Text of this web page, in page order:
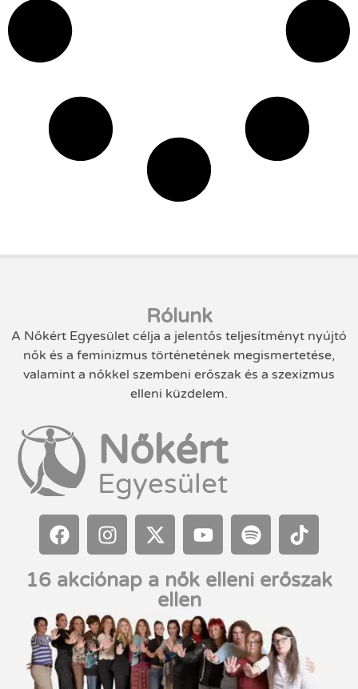
Rólunk
A Nőkért Egyesület célja a jelentős teljesítményt nyújtó
nők és a feminizmus történetének megismertetése,
valamint a nőkkel szembeni erőszak és a szexizmus
elleni küzdelem.
Nőkért
Egyesület
16 akciónap a nők elleni erőszak
ellen